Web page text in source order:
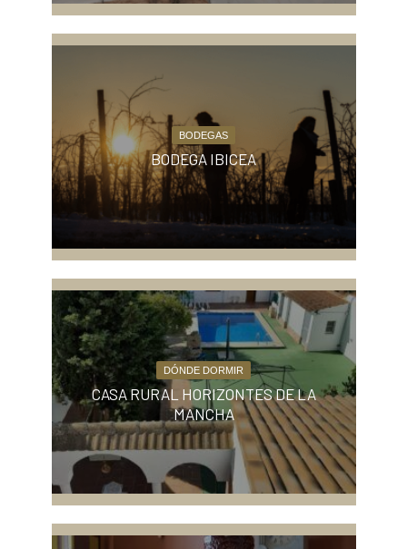
BODEGAS
BODEGA IBICEA
DÓNDE DORMIR
CASA RURAL HORIZONTES DE LA
MANCHA